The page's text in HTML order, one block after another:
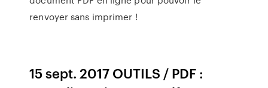
renvoyer sans imprimer !
15 sept. 2017 OUTILS / PDF :